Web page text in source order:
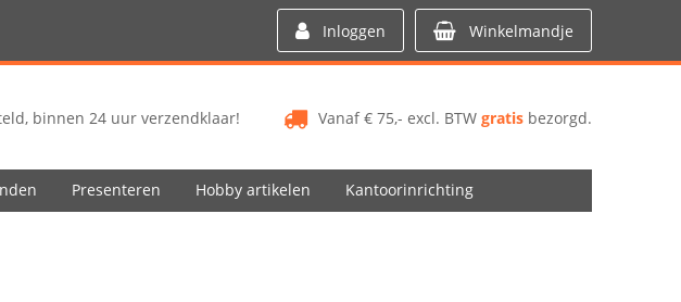
Inloggen Winkelmandje
Vanaf € 75,- excl. BTW gratis bezorgd.
binnen 24 uur verzendklaar!
Presenteren Hobby artikelen Kantoorinrichting